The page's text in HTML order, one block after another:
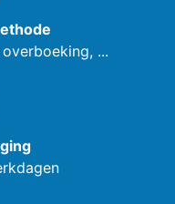
overboeking, ...